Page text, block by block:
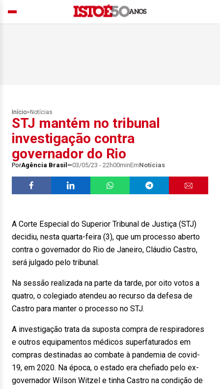
Início> Notícias
STJ mantém no tribunal
investigação contra
governador do Rio
PorAgência Brasil 03/05/23 - 22h00minEmNotícias
A Corte Especial do Superior Tribunal de Justiça (STJ)
decidiu, nesta quarta-feira (3), que um processo aberto
contra o governador do Rio de Janeiro, Cláudio Castro,
será julgado pelo tribunal.
Na sessão realizada na parte da tarde, por oito votos a
quatro, o colegiado atendeu ao recurso da defesa de
Castro para manter o processo no STJ.
A investigação trata da suposta compra de respiradores
e outros equipamentos médicos superfaturados em
compras destinadas ao combate à pandemia de covid-
19, em 2020. Na época, o estado era chefiado pelo ex-
governador Wilson Witzel e tinha Castro na condição de